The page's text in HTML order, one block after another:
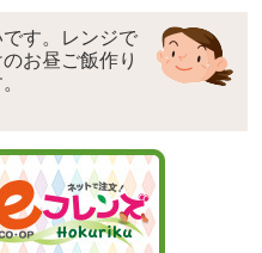
す。レンジで
お昼ご飯作り